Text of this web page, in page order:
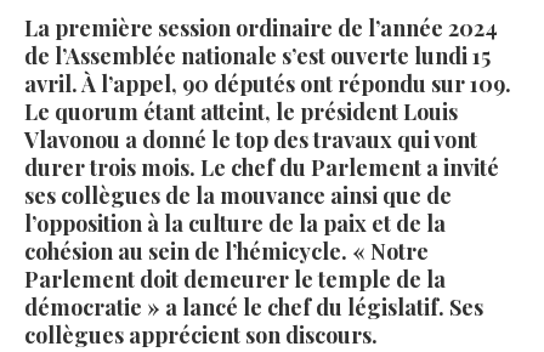
La première session ordinaire de l’année 2024
de l’Assemblée nationale s’est ouverte lundi 15
avril. À l’appel, 90 députés ont répondu sur 109.
Le quorum étant atteint, le président Louis
Vlavonou a donné le top des travaux qui vont
durer trois mois. Le chef du Parlement a invité
ses collègues de la mouvance ainsi que de
l’opposition à la culture de la paix et de la
cohésion au sein de l’hémicycle. « Notre
Parlement doit demeurer le temple de la
démocratie » a lancé le chef du législatif. Ses
collègues apprécient son discours.